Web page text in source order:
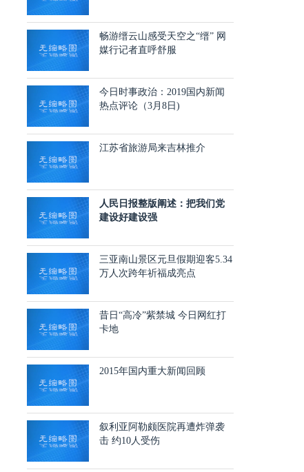
畅游缙云山感受天空之“缙” 网
媒行记者直呼舒服
今日时事政治：2019国内新闻
热点评论（3月8日)
江苏省旅游局来吉林推介
人民日报整版阐述：把我们党
建设好建设强
三亚南山景区元旦假期迎客5.34
万人次跨年祈福成亮点
昔日“高冷”紫禁城 今日网红打
卡地
2015年国内重大新闻回顾
叙利亚阿勒颇医院再遭炸弹袭
击 约10人受伤